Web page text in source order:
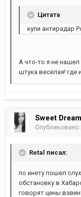
Цитата
купи антирадар
А что-то я не нашел
штука веселая! где
Sweet Dream
Опубликовано:
Retal писал:
по инету пошел
обстановку в
говорят цены